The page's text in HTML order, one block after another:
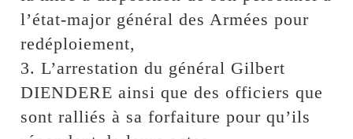
l’état-major général des Armées pour
redéploiement,
3. L’arrestation du général Gilbert
DIENDERE ainsi que des officiers que
sont ralliés à sa forfaiture pour qu’ils